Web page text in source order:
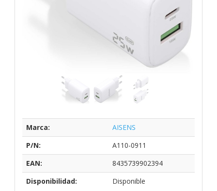
Marca:
AISENS
P/N:
A110-0911
EAN:
8435739902394
Disponibilidad:
Disponible